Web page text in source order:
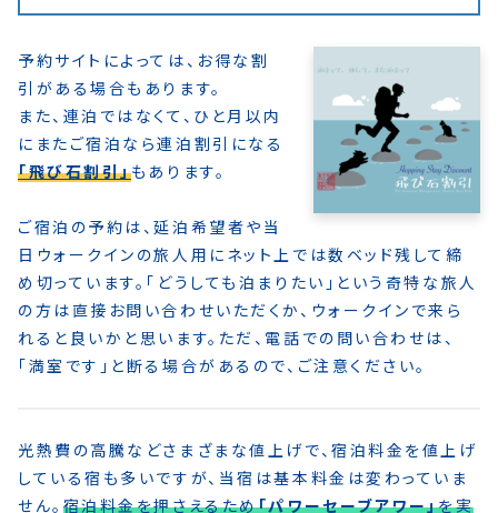
予約サイトによっては、お得な割
引がある場合もあります。
また、連泊ではなくて、ひと月以内
にまたご宿泊なら連泊割引になる
「飛び石割引」もあります。
ご宿泊の予約は、延泊希望者や当
日ウォークインの旅人用にネット上では数ベッド残して締
め切っています。「どうしても泊まりたい」という奇特な旅人
の方は直接お問い合わせいただくか、ウォークインで来ら
れると良いかと思います。ただ、電話での問い合わせは、
「満室です」と断る場合があるので、ご注意ください。
光熱費の高騰などさまざまな値上げで、宿泊料金を値上げ
している宿も多いですが、当宿は基本料金は変わっていま
せん。 宿泊料金を押さえるため「パワーセーブアワー」を実